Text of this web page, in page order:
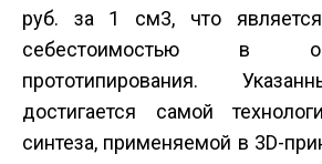
руб. за 1 см3, что
себестоимостью в
прототипирования.
достигается самой
синтеза, применяемой в 3D-